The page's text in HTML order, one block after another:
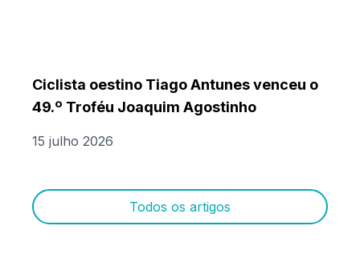
Ciclista oestino Tiago Antunes venceu o
49.º Troféu Joaquim Agostinho
15 julho 2026
Todos os artigos